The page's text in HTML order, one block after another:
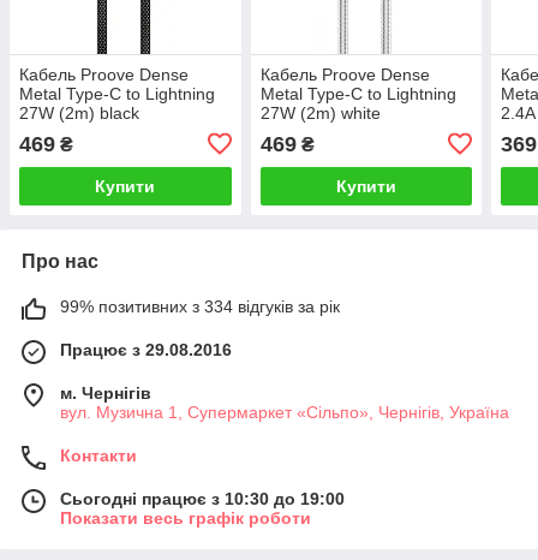
Кабель Proove Dense
Metal Type-C to Lightning
27W (2m) black
469 ₴
Купити
Кабель Proove Dense
Metal Type-C to Lightning
27W (2m) white
469₴
Купити
369
Про нас
99% позитивних з 334 відгуків за рік
Працює з 29.08.2016
м. Чернігів
вул. Музична 1, Супермаркет «Сільпо», Чернігів, Україна
Контакти
Сьогодні працює з 10:30 до 19:00
Показати весь графік роботи